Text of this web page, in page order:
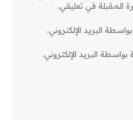
المقبلة في تعليقي.
البريد الإلكتروني.
البريد الإلكتروني.